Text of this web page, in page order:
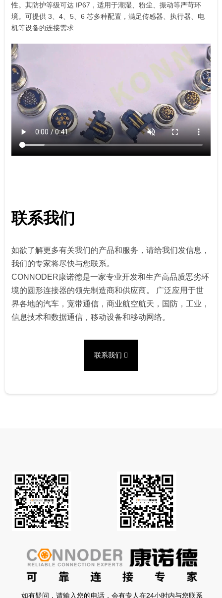
性。其防护等级可达 IP67，适用于潮湿、粉尘、振动等严苛环
境。可提供 3、4、5、6 芯多种配置，满足传感器、执行器、电
机等设备的连接需求
联系我们
如欲了解更多有关我们的产品和服务，请给我们发信息，
我们的专家将尽快与您联系。
CONNODER康诺德是一家专业开发和生产高品质恶劣环
境的圆形连接器的领先制造商和供应商。 广泛应用于世
界各地的汽车，宽带通信，商业航空航天，国防，工业，
信息技术和数据通信，移动设备和移动网络。
联系我们
如有疑问，请输入您的电话，会有专人在24小时内与您联系